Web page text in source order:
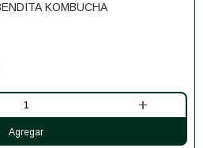
KOMBUCHA
+